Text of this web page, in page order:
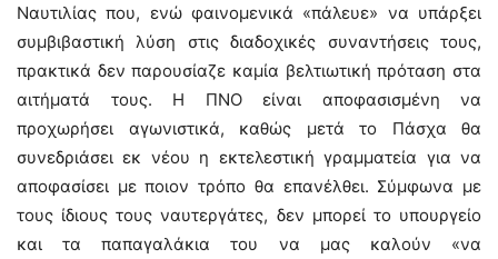
Ναυτιλίας που, ενώ φαινομενικά «πάλευε» να υπάρξει
συμβιβαστική λύση στις διαδοχικές συναντήσεις τους,
πρακτικά δεν παρουσίαζε καμία βελτιωτική πρόταση στα
αιτήματά τους. Η ΠΝΟ είναι αποφασισμένη να
προχωρήσει αγωνιστικά, καθώς μετά το Πάσχα θα
συνεδριάσει εκ νέου η εκτελεστική γραμματεία για να
αποφασίσει με ποιον τρόπο θα επανέλθει. Σύμφωνα με
τους ίδιους τους ναυτεργάτες, δεν μπορεί το υπουργείο
και τα παπαγαλάκια του να μας καλούν «να